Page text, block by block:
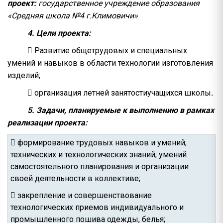
проект:государственное учреждение образования
«Средняя школа №4 г.Климовичи»
4. Цели проекта:
 Развитие общетрудовых и специальных
умений и навыков в области технологии изготовления
изделий;
 организация летней занятостиучащихся школы.
5. Задачи, планируемые к выполнению в рамках
реализации проекта:
 формирование трудовых навыков и умений,
технических и технологических знаний; умений
самостоятельного планирования и организации
своей деятельности в коллективе;
 закрепление и совершенствование
технологических приемов индивидуального и
промышленного пошива одежды, белья;